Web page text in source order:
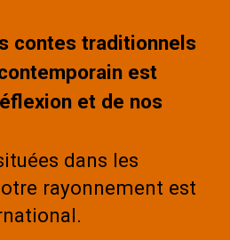
contes traditionnels
est
et de nos
dans les
rayonnement est